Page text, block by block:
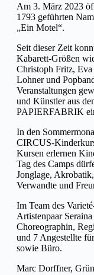
Am 3. März 2023
1793 geführten
„Ein Motel“.
Seit dieser Zeit
Kabarett-Größen
Christoph Fritz,
Lohner und
Veranstaltungen
und Künstler aus
PAPIERFABRIK
In den
CIRCUS-
Kursen erlernen
Tag des Camps
Jonglage,
Verwandte und
Im Team des
Artistenpaar
Choreographin,
und 7 Angestellte
sowie Büro.
Marc Dorffner,